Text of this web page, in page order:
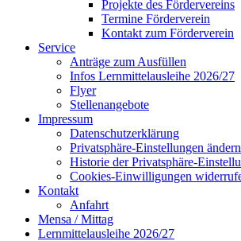
Projekte des Fördervereins
Termine Förderverein
Kontakt zum Förderverein
Service
Anträge zum Ausfüllen
Infos Lernmittelausleihe 2026/27
Flyer
Stellenangebote
Impressum
Datenschutzerklärung
Privatsphäre-Einstellungen
Historie der Privatsphäre-
Cookies-Einwilligungen
Kontakt
Anfahrt
Mensa / Mittag
Lernmittelausleihe 2026/27